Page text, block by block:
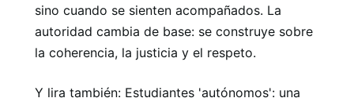
sino cuando se sienten acompañados. La
autoridad cambia de base: se construye sobre
la coherencia, la justicia y el respeto.
Y lira también: Estudiantes 'autónomos': una